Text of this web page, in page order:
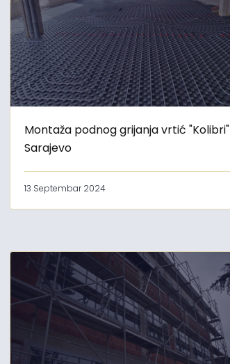
Montaža podnog grijanja vrtić "Kolibri"
Sarajevo
13 Septembar 2024